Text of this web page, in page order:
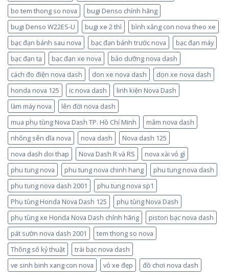
bo tem thong so nova
bugi Denso chính hãng
bugi Denso W22ES-U
bugi xe 2 thì
bình xăng con nova theo xe
bạc đạn bánh sau nova
bạc đạn bánh trước nova
bạc đạn máy
bạc đạn tạ
bạc đạn xe nova
bảo dưỡng nova dash
cách đo điện nova dash
don xe nova dash
dọn xe nova dash
honda nova 125
ic nova dash
linh kiện Nova Dash
làm máy nova
lên đời nova dash
mua phụ tùng Nova Dash TP. Hồ Chí Minh
mâm nova dash
nhông sên dĩa nova
nova dash
Nova dash 125
nova dash doi thap
Nova Dash R và RS
nova xài vỏ gì
phu tung nova
phu tung nova chinh hang
phu tung nova dash
phu tung nova dash 2001
phu tung nova sp1
Phụ tùng Honda Nova Dash 125
phụ tùng Nova Dash
phụ tùng xe Honda Nova Dash chính hãng
piston bạc nova dash
pát sườn nova dash 2001
tem thong so nova
Thông số kỷ thuật
trái bạc nova dash
ve sinh binh xang con nova
vỏ xe đẹp đồ chơi nova dash